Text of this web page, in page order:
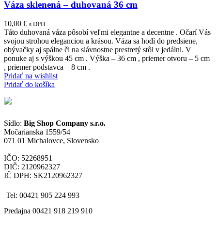
Váza sklenená – duhovaná 36 cm
10,00 € s DPH
Táto duhovaná váza pôsobí veľmi elegantne a decentne . Očarí Vás
svojou strohou eleganciou a krásou. Váza sa hodí do predsiene,
obývačky aj spálne či na slávnostne prestretý stôl v jedálni. V
ponuke aj s výškou 45 cm . Výška – 36 cm , priemer otvoru – 5 cm
, priemer podstavca – 8 cm .
Pridať na wishlist
Pridať do košíka
Sídlo: Big Shop Company s.r.o.
Močarianska 1559/54
071 01 Michalovce, Slovensko
IČO: 52268951
DIČ: 2120962327
IČ DPH: SK2120962327
Tel: 00421 905 224 993
Predajna 00421 918 219 910